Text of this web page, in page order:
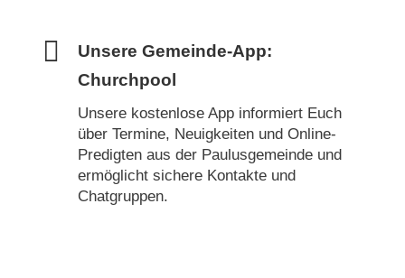
Unsere Gemeinde-App:
Churchpool
Unsere kostenlose App informiert Euch
über Termine, Neuigkeiten und Online-
Predigten aus der Paulusgemeinde und
ermöglicht sichere Kontakte und
Chatgruppen.